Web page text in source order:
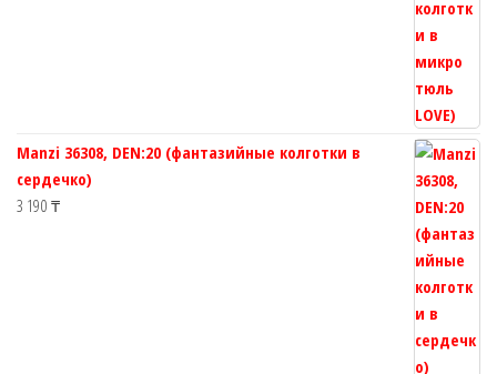
Manzi 36308, DEN:20 (фантазийные колготки в
сердечко)
3 190 ₸